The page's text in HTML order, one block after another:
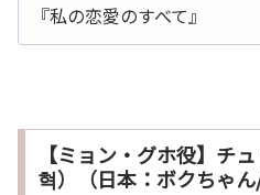
『私の恋愛のすべて』
【ミョン・グホ役】チ
혁）（日本：ボクちゃん